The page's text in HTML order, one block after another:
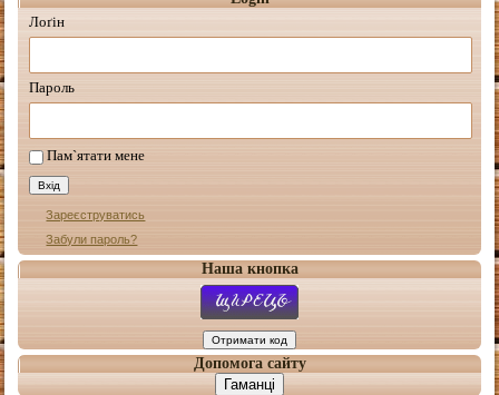
Лоґін
Пароль
Пам`ятати мене
Зареєструватись
Забули пароль?
Наша кнопка
Допомога сайту
Гаманці